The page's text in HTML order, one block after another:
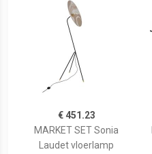
€ 451.23
MARKET SET Sonia
Laudet vloerlamp